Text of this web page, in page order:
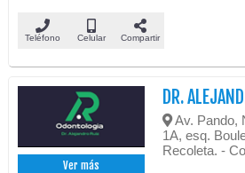
Teléfono Celular Compartir
Ver más
DR.
Av. Pando,
1A, esq.
Recoleta. -